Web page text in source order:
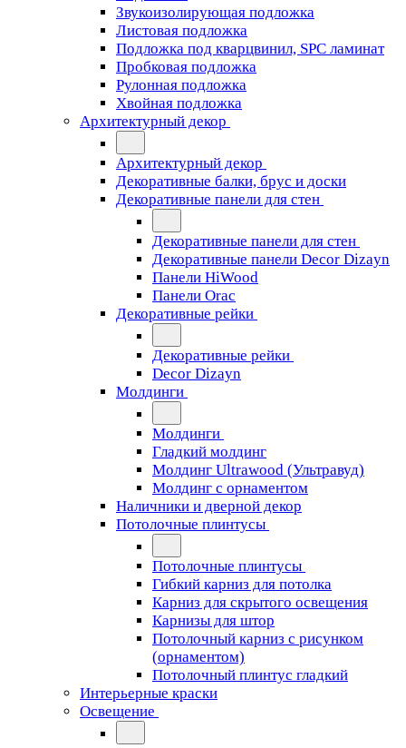
Звукоизолирующая подложка
Листовая подложка
Подложка под кварцвинил, SPC ламинат
Пробковая подложка
Рулонная подложка
Хвойная подложка
Архитектурный декор
Архитектурный декор
Декоративные балки, брус и доски
Декоративные панели для стен
Декоративные панели для стен
Декоративные панели Decor Dizayn
Панели HiWood
Панели Orac
Декоративные рейки
Декоративные рейки
Decor Dizayn
Молдинги
Молдинги
Гладкий молдинг
Молдинг Ultrawood (Ультравуд)
Молдинг с орнаментом
Наличники и дверной декор
Потолочные плинтусы
Потолочные плинтусы
Гибкий карниз для потолка
Карниз для скрытого освещения
Карнизы для штор
Потолочный карниз с рисунком
(орнаментом)
Потолочный плинтус гладкий
Интерьерные краски
Освещение